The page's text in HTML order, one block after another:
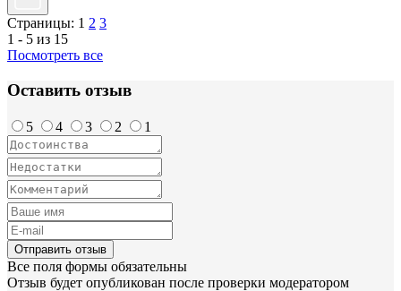
Страницы: 1 2 3
1 - 5 из 15
Посмотреть все
Оставить отзыв
5 4 3 2 1
Отправить отзыв
Все поля формы обязательны
Отзыв будет опубликован после проверки модератором